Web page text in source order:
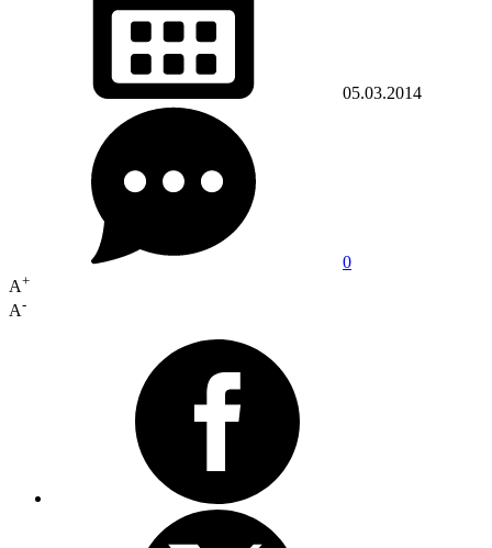
05.03.2014
0
A+
A-